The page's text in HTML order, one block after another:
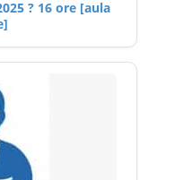
? 16 ore [aula